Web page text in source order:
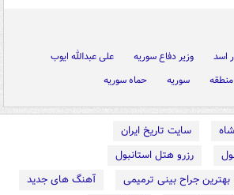
اسد وزیر دفاع سوریه
علی عبدالله ایوب
سوریه حماه سوریه
سایت تاریخ ایران
رزرو هتل استانبول
بهترین جراح بینی ترمیمی
آهنگ های جدید